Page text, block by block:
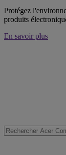
Protégez
produits
En savoir plus